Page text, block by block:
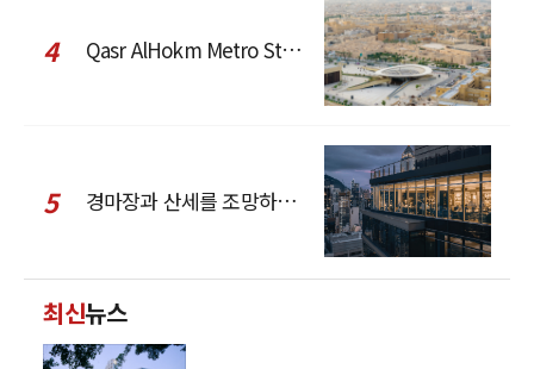
4 Qasr AlHokm Metro Station, 구도심과 현대 공공 인프라의 접점을 제안하다
5 경마장과 산세를 조망하는 CCD Hong Kong Creative Center
최신뉴스